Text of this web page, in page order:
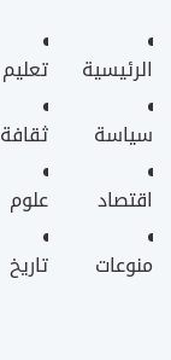
الرئيسية
سياسة
اقتصاد
منوعات
تعليم
ثقافة
علوم
تاريخ